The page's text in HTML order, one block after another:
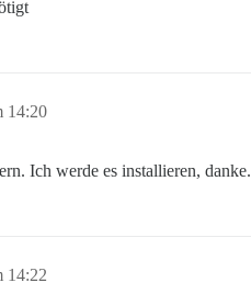
14:20
Ich werde es installieren, danke.
14:22